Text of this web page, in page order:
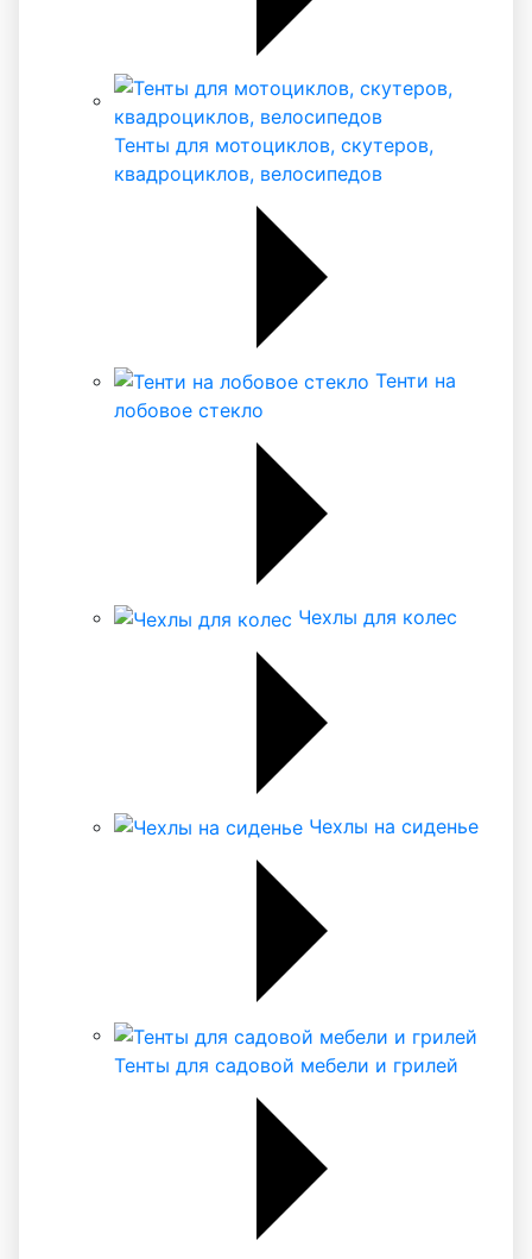
Тенты для мотоциклов, скутеров,
квадроциклов, велосипедов
Тенти на
лобовое стекло
Чехлы для колес
Чехлы на сиденье
Тенты для садовой мебели и грилей